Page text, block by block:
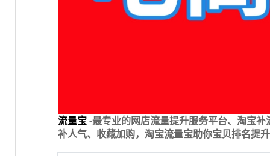
流量宝-最专业的网店流量提升服务平台、淘宝
补人气、收藏加购，淘宝流量宝助你宝贝排名提